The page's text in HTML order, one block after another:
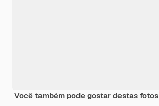
Você também pode gostar destas fotos